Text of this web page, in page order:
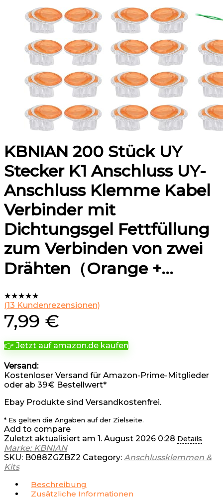
KBNIAN 200 Stück UY
Stecker K1 Anschluss UY-
Anschluss Klemme Kabel
Verbinder mit
Dichtungsgel Fettfüllung
zum Verbinden von zwei
Drähten（Orange +…
★★★★★
(13 Kundenrezensionen)
7,99 €
👉 Jetzt auf amazon.de kaufen
Versand:
Kostenloser Versand für Amazon-Prime-Mitglieder
oder ab 39 € Bestellwert*
Ebay Produkte sind Versandkostenfrei.
* Es gelten die Angaben auf der Zielseite.
Add to compare
Zuletzt aktualisiert am 1. August 2026 0:28 Details
Marke: KBNIAN
SKU: B088ZGZBZ2 Category: Anschlussklemmen &
Kits
Beschreibung
Zusätzliche Informationen